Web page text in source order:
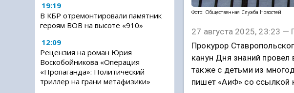
19:19
В КБР отремонтировали памятник
героям ВОВ на высоте «910»
12:09
Рецензия на роман Юрия
Воскобойникова «Операция
«Пропаганда»: Политический
триллер на грани метафизики»
Фото: Общественная Служба Новостей
27 августа 2025, 23:23 —
Прокурор
канун Дня знаний провел
также с детьми из
пишет «АиФ» со ссылкой